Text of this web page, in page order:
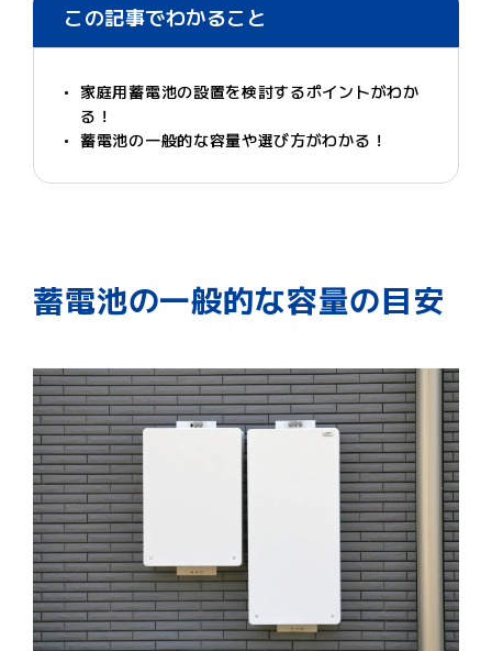
この記事でわかること
家庭用蓄電池の設置を検討するポイントがわか
る！
蓄電池の一般的な容量や選び方がわかる！
蓄電池の一般的な容量の目安